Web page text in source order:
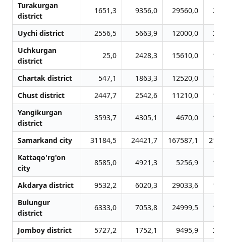
Turakurgan
district
1651,3 9356,0 29560,0
Uychi district 2556,5 5663,9 12000,0
Uchkurgan
district
25,0 2428,3 15610,0
Chartak district 547,1 1863,3 12520,0
Chust district
2447,7 2542,6 11210,0
Yangikurgan
district
3593,7 4305,1 4670,0
Samarkand city 31184,5 24421,7 167587,1
Kattaqo'rg'on
city
8585,0 4921,3 5256,9
Akdarya district 9532,2 6020,3 29033,6
Bulungur
district
6333,0 7053,8 24999,5
Jomboy district 5727,2 1752,1 9495,9